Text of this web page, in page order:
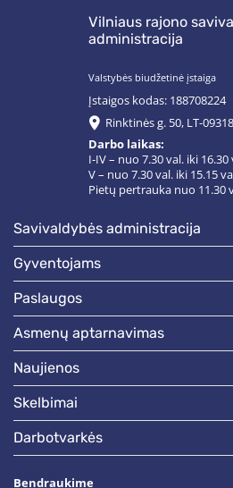
Vilniaus rajono
administracija
Valstybės biudžetinė įstaiga
Įstaigos kodas: 188708224
Rinktinės g. 50, LT-
Darbo laikas:
I-IV – nuo 7.30 val. iki 16.30
V – nuo 7.30 val. iki 15.15
Pietų pertrauka nuo 11.30
savivaldybės administracija
gyventojams
paslaugos
asmenų aptarnavimas
naujienos
skelbimai
darbotvarkės
Bendraukime